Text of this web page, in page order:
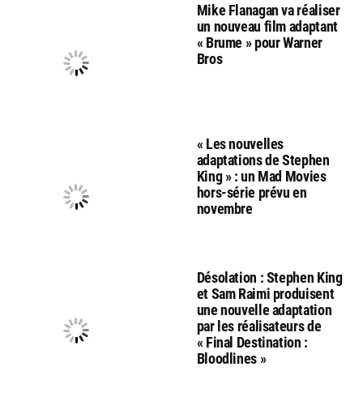
Mike Flanagan va réaliser
un nouveau film adaptant
« Brume » pour Warner
Bros
« Les nouvelles
adaptations de Stephen
King » : un Mad Movies
hors-série prévu en
novembre
Désolation : Stephen King
et Sam Raimi produisent
une nouvelle adaptation
par les réalisateurs de
« Final Destination :
Bloodlines »